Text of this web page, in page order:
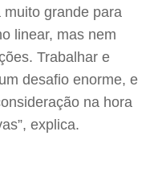
muito grande para
linear, mas nem
Trabalhar e
desafio enorme, e
na hora
explica.